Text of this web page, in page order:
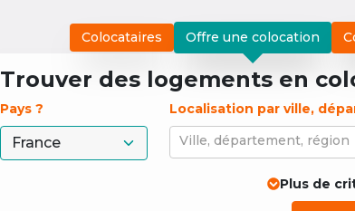
Colocataires Offre une colocation
Trouver des logements en
Pays ?
Localisation par ville,
Ville, département, région
Plus de